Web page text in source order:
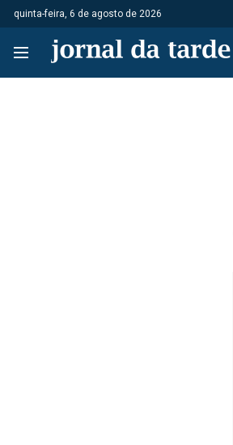
quinta-feira, 6 de agosto de 2026